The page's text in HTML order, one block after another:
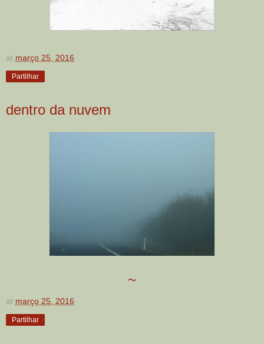
at março 25, 2016
Partilhar
dentro da nuvem
~
at março 25, 2016
Partilhar